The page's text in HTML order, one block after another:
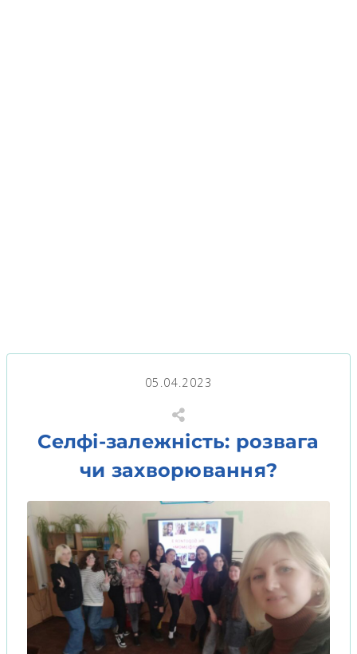
05.04.2023
Селфі-залежність: розвага
чи захворювання?